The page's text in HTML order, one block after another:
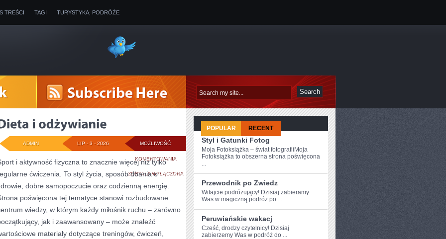
TREŚCI TAGI TURYSTYKA, PODRÓŻE
MOŻLIWOŚĆ
KOMENTOWANIADIETA
I
ODŻYWIANIE
ZOSTAŁA WYŁĄCZONA
LIP - 3 - 2026
ADMIN
i aktywność fizyczna to znacznie więcej niż tylko
ćwiczenia. To styl życia, sposób dbania o
dobre samopoczucie oraz codzienną energię.
poświęcona tej tematyce stanowi rozbudowane
wiedzy, w którym każdy miłośnik ruchu – zarówno
jak i zaawansowany – może znaleźć
materiały dotyczące treningów, ćwiczeń,
POPULAR RECENT
Styl i Gatunki Fotog
Moja Fotoksiążka – świat fotografiiMoja
Fotoksiążka to obszerna strona poświęcona
...
Przewodnik po Zwiedz
Witajcie podróżujący! ‍Dzisiaj ⁣zabieramy
Was w magiczną podróż po ...
Peruwiańskie wakacj
Cześć, ⁢drodzy czytelnicy! Dzisiaj⁢
zabierzemy Was w podróż do‌ ...